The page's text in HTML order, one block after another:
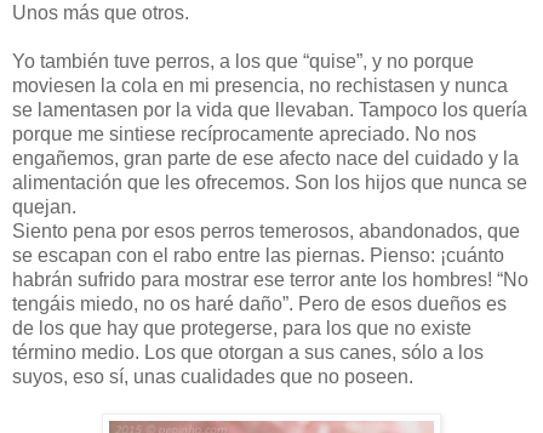
Unos más que otros.
Yo también tuve perros, a los que “quise”, y no porque
moviesen la cola en mi presencia, no rechistasen y nunca
se lamentasen por la vida que llevaban. Tampoco los quería
porque me sintiese recíprocamente apreciado. No nos
engañemos, gran parte de ese afecto nace del cuidado y la
alimentación que les ofrecemos. Son los hijos que nunca se
quejan.
Siento pena por esos perros temerosos, abandonados, que
se escapan con el rabo entre las piernas. Pienso: ¡cuánto
habrán sufrido para mostrar ese terror ante los hombres! “No
tengáis miedo, no os haré daño”. Pero de esos dueños es
de los que hay que protegerse, para los que no existe
término medio. Los que otorgan a sus canes, sólo a los
suyos, eso sí, unas cualidades que no poseen.